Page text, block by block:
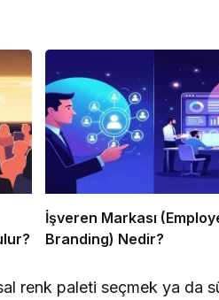
İşveren Markası
Branding) Nedir?
renk paleti seçmek ya da